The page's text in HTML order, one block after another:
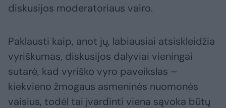
diskusijos moderatoriaus vairo.
Paklausti kaip, anot jų, labiausiai atsiskleidžia
vyriškumas, diskusijos dalyviai vieningai
sutarė, kad vyriško vyro paveikslas –
kiekvieno žmogaus asmeninės nuomonės
vaisius, todėl tai įvardinti viena sąvoka būtų